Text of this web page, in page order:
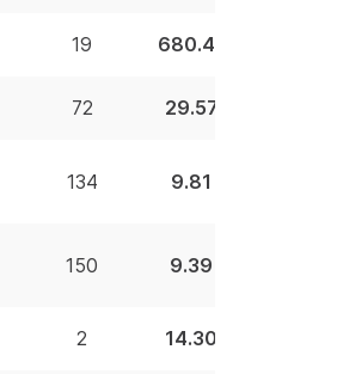
19 680.41 BYN
72 29.57 BYN
134 9.81 BYN
150 9.39 BYN
2 14.30 BYN